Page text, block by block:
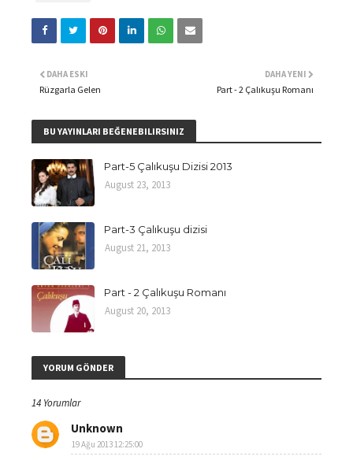
DAHA YENI
Part - 2 Çalıkuşu Romanı
DAHA ESKI
Rüzgarla Gelen
BU YAYINLARI BEĞENEBILIRSINIZ
Part-5 Çalıkuşu Dizisi 2013
August 23, 2013
Part-3 Çalıkuşu dizisi
August 21, 2013
Part - 2 Çalıkuşu Romanı
August 20, 2013
YORUM GÖNDER
14 Yorumlar
Unknown
19 Ağu 2013 12:25:00